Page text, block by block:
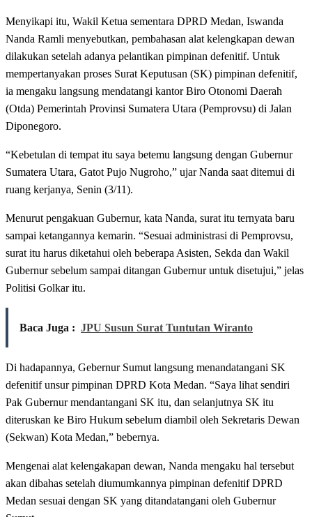
Menyikapi itu, Wakil Ketua sementara DPRD Medan, Iswanda
Nanda Ramli menyebutkan, pembahasan alat kelengkapan dewan
dilakukan setelah adanya pelantikan pimpinan defenitif. Untuk
mempertanyakan proses Surat Keputusan (SK) pimpinan defenitif,
ia mengaku langsung mendatangi kantor Biro Otonomi Daerah
(Otda) Pemerintah Provinsi Sumatera Utara (Pemprovsu) di Jalan
Diponegoro.
“Kebetulan di tempat itu saya betemu langsung dengan Gubernur
Sumatera Utara, Gatot Pujo Nugroho,” ujar Nanda saat ditemui di
ruang kerjanya, Senin (3/11).
Menurut pengakuan Gubernur, kata Nanda, surat itu ternyata baru
sampai ketangannya kemarin. “Sesuai administrasi di Pemprovsu,
surat itu harus diketahui oleh beberapa Asisten, Sekda dan Wakil
Gubernur sebelum sampai ditangan Gubernur untuk disetujui,” jelas
Politisi Golkar itu.
Baca Juga : JPU Susun Surat Tuntutan Wiranto
Di hadapannya, Gebernur Sumut langsung menandatangani SK
defenitif unsur pimpinan DPRD Kota Medan. “Saya lihat sendiri
Pak Gubernur mendantangani SK itu, dan selanjutnya SK itu
diteruskan ke Biro Hukum sebelum diambil oleh Sekretaris Dewan
(Sekwan) Kota Medan,” bebernya.
Mengenai alat kelengakapan dewan, Nanda mengaku hal tersebut
akan dibahas setelah diumumkannya pimpinan defenitif DPRD
Medan sesuai dengan SK yang ditandatangani oleh Gubernur